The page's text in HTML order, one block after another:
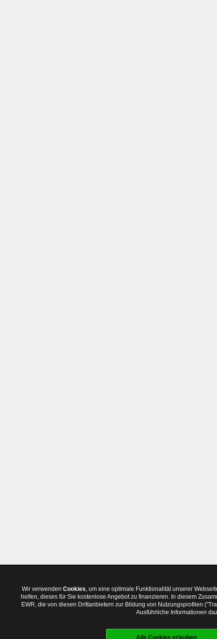
Wir verwenden Cookies, um eine optimale Funktionalität unserer
helfen, dieses für Sie kostenlose Angebot zu finanzieren. In diesem
EWR, die von diesen Drittanbietern zur Bildung von Nutzungsprofilen
Ausführliche Informationen
Alle Cookies erlauben